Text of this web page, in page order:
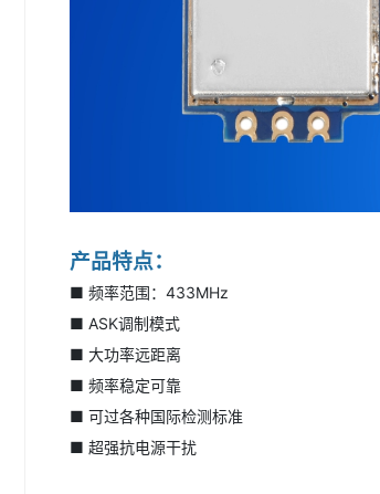
产品特点：
■ 频率范围：433MHz
■ ASK调制模式
■ 大功率远距离
■ 频率稳定可靠
■ 可过各种国际检测标准
■ 超强抗电源干扰